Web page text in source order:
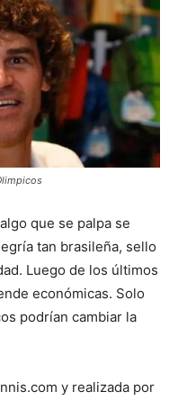
que se palpa se
tan brasileña, sello
Luego de los últimos
económicas. Solo
podrían cambiar la
y realizada por